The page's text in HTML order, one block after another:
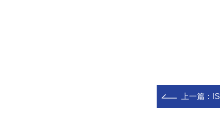
上一篇：